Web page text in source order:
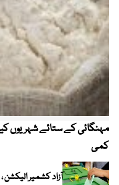
مہنگائی کے ستائے شہریوں
کمی